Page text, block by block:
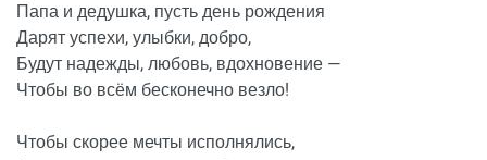
Папа и дедушка, пусть день рождения
Дарят успехи, улыбки, добро,
Будут надежды, любовь, вдохновение —
Чтобы во всём бесконечно везло!
Чтобы скорее мечты исполнялись,